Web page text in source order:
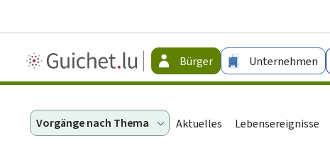
Guichet.lu
-
Bürger Unternehmen
Vorgänge nach Thema Aktuelles Lebensereignisse